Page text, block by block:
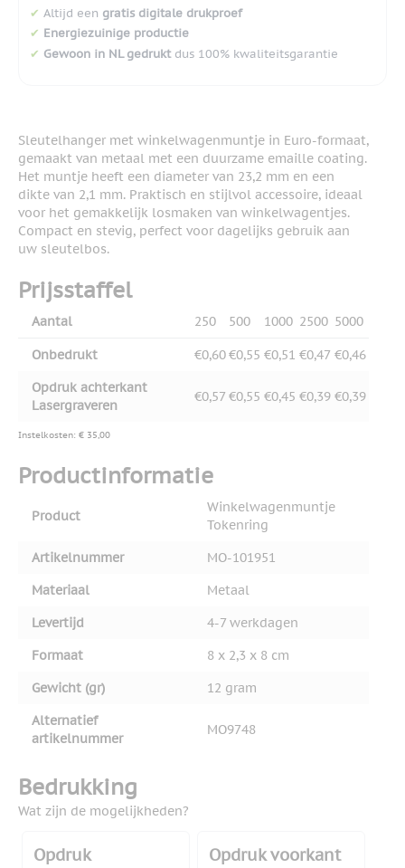
✔ Altijd een gratis digitale drukproef
✔ Energiezuinige productie
✔ Gewoon in NL gedruktdus 100% kwaliteitsgarantie
Sleutelhanger met winkelwagenmuntje in Euro-formaat,
gemaakt van metaal met een duurzame emaille coating.
Het muntje heeft een diameter van 23,2 mm en een
dikte van 2,1 mm. Praktisch en stijlvol accessoire, ideaal
voor het gemakkelijk losmaken van winkelwagentjes.
Compact en stevig, perfect voor dagelijks gebruik aan
uw sleutelbos.
Prijsstaffel
Aantal 250 500 1000 2500 5000
Onbedrukt €0,60€0,55 €0,51 €0,47 €0,46
Opdruk achterkant
Lasergraveren
€0,57 €0,55 €0,45 €0,39 €0,39
Instelkosten: € 35,00
Productinformatie
Product
Winkelwagenmuntje
Tokenring
Artikelnummer
MO-101951
Materiaal
Metaal
Levertijd
4-7 werkdagen
Formaat
8 x 2,3 x 8 cm
Gewicht (gr)
12 gram
Alternatief
artikelnummer
MO9748
Bedrukking
Wat zijn de mogelijkheden?
Opdruk
Opdruk voorkant